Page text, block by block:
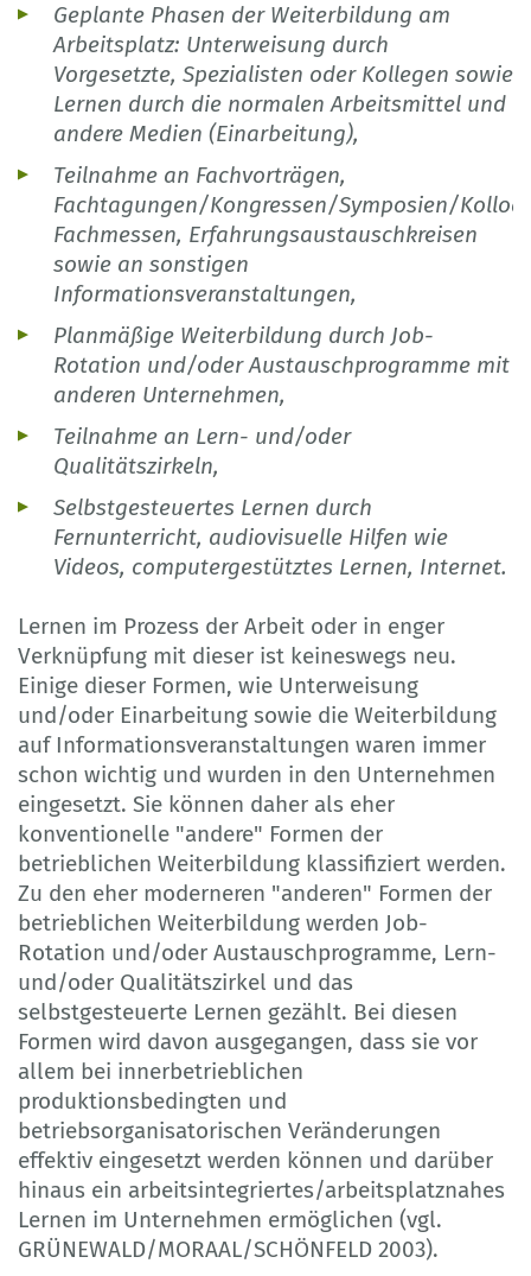
Geplante Phasen der Weiterbildung am
Arbeitsplatz: Unterweisung durch
Vorgesetzte, Spezialisten oder Kollegen sowie
Lernen durch die normalen Arbeitsmittel und
andere Medien (Einarbeitung),
Teilnahme an Fachvorträgen,
Fachtagungen/Kongressen/Symposien/
Fachmessen, Erfahrungsaustauschkreisen
sowie an sonstigen
Informationsveranstaltungen,
Planmäßige Weiterbildung durch Job-
Rotation und/oder Austauschprogramme mit
anderen Unternehmen,
Teilnahme an Lern- und/oder
Qualitätszirkeln,
Selbstgesteuertes Lernen durch
Fernunterricht, audiovisuelle Hilfen wie
Videos, computergestütztes Lernen, Internet.
Lernen im Prozess der Arbeit oder in enger
Verknüpfung mit dieser ist keineswegs neu.
Einige dieser Formen, wie Unterweisung
und/oder Einarbeitung sowie die Weiterbildung
auf Informationsveranstaltungen waren immer
schon wichtig und wurden in den Unternehmen
eingesetzt. Sie können daher als eher
konventionelle "andere" Formen der
betrieblichen Weiterbildung klassifiziert werden.
Zu den eher moderneren "anderen" Formen der
betrieblichen Weiterbildung werden Job-
Rotation und/oder Austauschprogramme, Lern-
und/oder Qualitätszirkel und das
selbstgesteuerte Lernen gezählt. Bei diesen
Formen wird davon ausgegangen, dass sie vor
allem bei innerbetrieblichen
produktionsbedingten und
betriebsorganisatorischen Veränderungen
effektiv eingesetzt werden können und darüber
hinaus ein arbeitsintegriertes/arbeitsplatznahes
Lernen im Unternehmen ermöglichen (vgl.
GRÜNEWALD/MORAAL/SCHÖNFELD 2003).